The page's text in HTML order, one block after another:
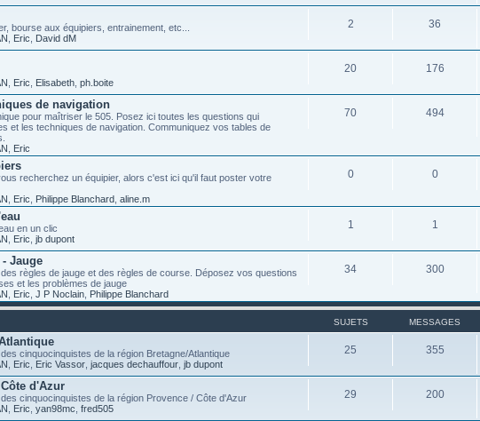
bourse aux équipiers, entrainement, etc...
Eric David dM
2 36
Eric Elisabeth ph.boite
20 176
de navigation
pour maîtriser le 505. Posez ici toutes les questions qui
et les techniques de navigation. Communiquez vos tables de
Eric
70 494
recherchez un équipier, alors c'est ici qu'il faut poster votre
Eric Philippe Blanchard aline.m
0 0
en un clic
Eric jb dupont
1 1
Jauge
règles de jauge et des règles de course. Déposez vos questions
et les problèmes de jauge
Eric J P Noclain Philippe Blanchard
34 300
SUJETS MESSAGES
cinquocinquistes de la région Bretagne/Atlantique
Eric Eric Vassor jacques dechauffour jb dupont
25 355
d'Azur
cinquocinquistes de la région Provence / Côte d'Azur
Eric yan98mc fred505
29 200